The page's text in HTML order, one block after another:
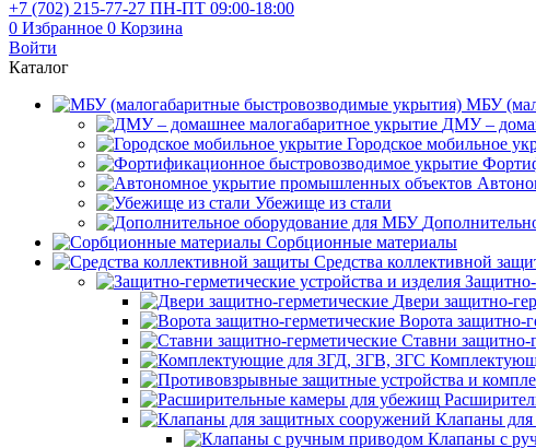
+7 (702) 215-77-27 ПН-ПТ 09:00-18:00
0 Избранное 0 Корзина
Войти
Каталог
МБУ
ДМУ –
Городское мобильное
Убежище из стали
Сорбционные материалы
Средства коллективной
Защитно-
Двери защитно-
Ворота защитно-
Ставни защитно-
Клапаны
Клапаны с